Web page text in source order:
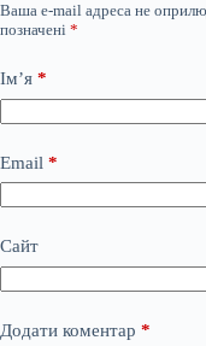
Ваша e-mail адреса не
позначені *
Ім’я *
Email *
Сайт
Додати коментар *